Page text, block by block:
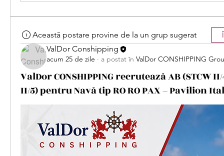
Această postare provine de la un grup sugerat
ValDor Conshipping
acum 25 de zile · a postat în ValDor CONSHIPPING
ValDor CONSHIPPING recrutează AB (STCW
II/5) pentru Navă tip RO RO PAX – Pavilion